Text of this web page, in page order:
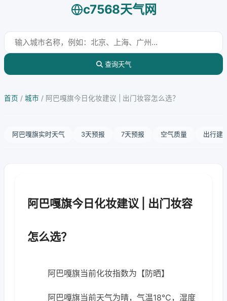
c7568天气网
查询天气
首页 / 城市 / 阿巴嘎旗今日化妆建议 | 出门妆容怎么选？
阿巴嘎旗实时天气 3天预报 7天预报 空气质量 出行建
阿巴嘎旗今日化妆建议 | 出门妆容
怎么选？
阿巴嘎旗当前化妆指数为【防晒】
阿巴嘎旗当前天气为晴，气温18℃，湿度